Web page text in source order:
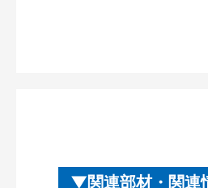
関連部材・関連